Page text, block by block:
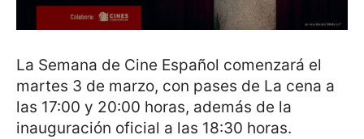
La Semana de Cine Español comenzará el
martes 3 de marzo, con pases de La cena a
las 17:00 y 20:00 horas, además de la
inauguración oficial a las 18:30 horas.